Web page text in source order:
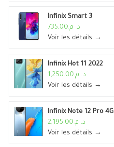
Infinix Smart 3
د. م.735.00
Voir les détails →
Infinix Hot 11 2022
د. م.1,250.00
Voir les détails →
Infinix Note 12 Pro 4G
د. م.2,195.00
Voir les détails →